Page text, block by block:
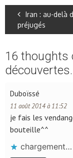
Iran : au-delà
préjugés
16 thoughts
Duboïssé
11 août 2014 à 11:52
je fais les
bouteille^^
chargement…